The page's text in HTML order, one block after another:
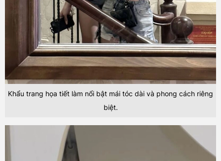
Khẩu trang họa tiết làm nổi bật mái tóc dài và phong cách riêng
biệt.